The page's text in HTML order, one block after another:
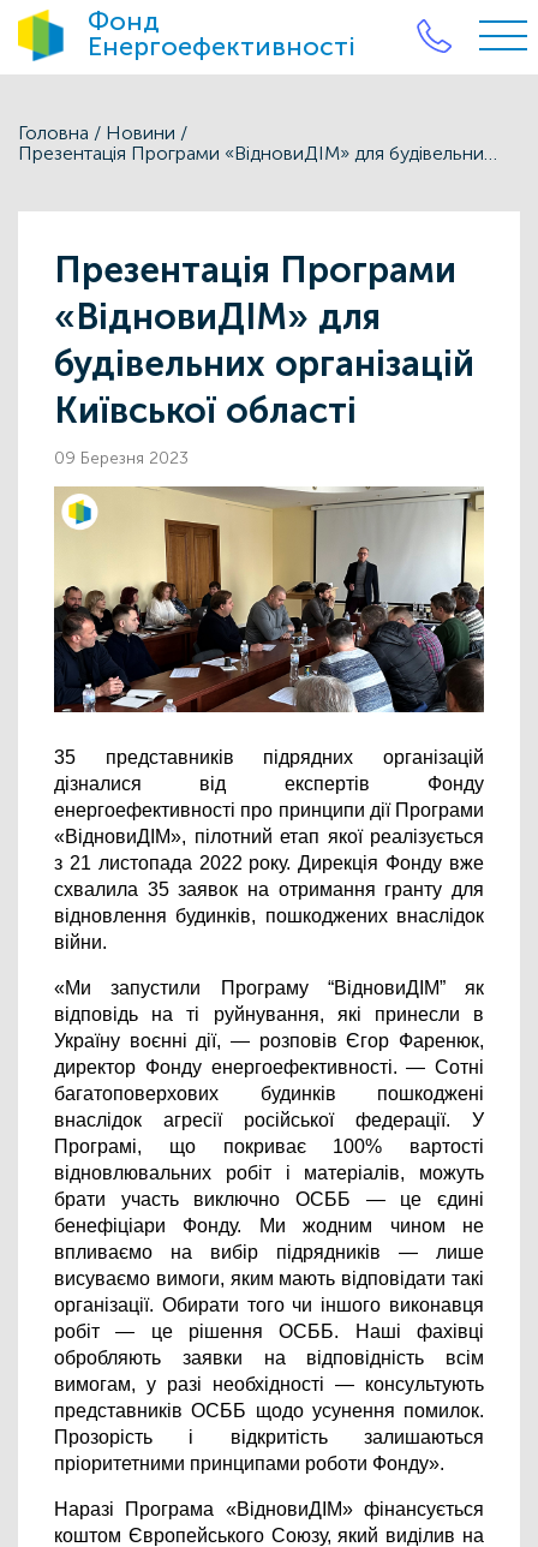
Фонд
Енергоефективності
Головна / Новини /
Презентація Програми «ВідновиДІМ» для будівельних організацій Київської області
Презентація Програми
«ВідновиДІМ» для
будівельних організацій
Київської області
09 Березня 2023
35 представників підрядних організацій
дізналися від експертів Фонду
енергоефективності про принципи дії Програми
«ВідновиДІМ», пілотний етап якої реалізується
з 21 листопада 2022 року. Дирекція Фонду вже
схвалила 35 заявок на отримання гранту для
відновлення будинків, пошкоджених внаслідок
війни.
«Ми запустили Програму “ВідновиДІМ” як
відповідь на ті руйнування, які принесли в
Україну воєнні дії, — розповів Єгор Фаренюк,
директор Фонду енергоефективності. — Сотні
багатоповерхових будинків пошкоджені
внаслідок агресії російської федерації. У
Програмі, що покриває 100% вартості
відновлювальних робіт і матеріалів, можуть
брати участь виключно ОСББ — це єдині
бенефіціари Фонду. Ми жодним чином не
впливаємо на вибір підрядників — лише
висуваємо вимоги, яким мають відповідати такі
організації. Обирати того чи іншого виконавця
робіт — це рішення ОСББ. Наші фахівці
обробляють заявки на відповідність всім
вимогам, у разі необхідності — консультують
представників ОСББ щодо усунення помилок.
Прозорість і відкритість залишаються
пріоритетними принципами роботи Фонду».
Наразі Програма «ВідновиДІМ» фінансується
коштом Європейського Союзу, який виділив на